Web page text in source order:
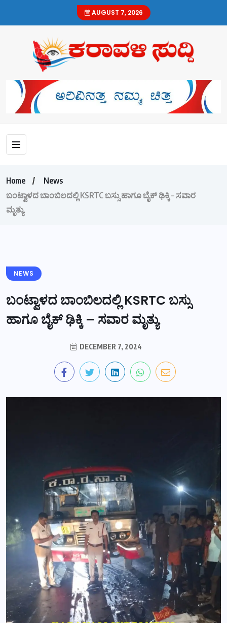
AUGUST 7, 2026
Home
News
ಬಂಟ್ವಾಳದ ಬಾಂಬಿಲದಲ್ಲಿ KSRTC ಬಸ್ಸು ಹಾಗೂ ಬೈಕ್ ಢಿಕ್ಕಿ – ಸವಾರ
ಮೃತ್ಯು
NEWS
ಬಂಟ್ವಾಳದ ಬಾಂಬಿಲದಲ್ಲಿ KSRTC ಬಸ್ಸು
ಹಾಗೂ ಬೈಕ್ ಢಿಕ್ಕಿ – ಸವಾರ ಮೃತ್ಯು
DECEMBER 7, 2024